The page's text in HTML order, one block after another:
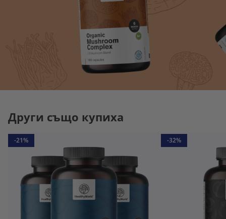
Други също купиха
-21% -32%